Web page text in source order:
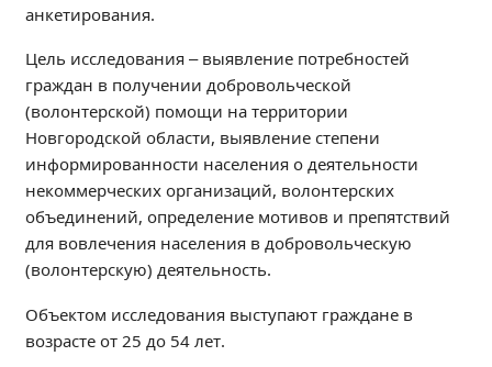
Региональный центр по профилактике ДДТТ
Учебно-производственный комплекс
Центр карьеры
Противодействие коррупции
Всероссийское чемпионатное движение
Региональная инновационная площадка
СВЕДЕНИЯ ОБ ОБРАЗОВАТЕЛЬНОЙ ОРГАНИЗАЦИИ
Основные сведения
Структура и органы управления образовательной
организацией
Документы
анкетирования.
Цель исследования – выявление потребностей
граждан в получении добровольческой
(волонтерской) помощи на территории
Новгородской области, выявление степени
информированности населения о деятельности
некоммерческих организаций, волонтерских
объединений, определение мотивов и препятствий
для вовлечения населения в добровольческую
(волонтерскую) деятельность.
Объектом исследования выступают граждане в
возрасте от 25 до 54 лет.